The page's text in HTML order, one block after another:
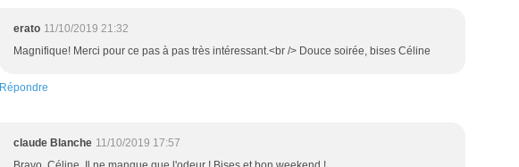
erato 11/10/2019 21:32
Magnifique! Merci pour ce pas à pas très intéressant.<br /> Douce soirée, bises Céline
Répondre
claude Blanche 11/10/2019 17:57